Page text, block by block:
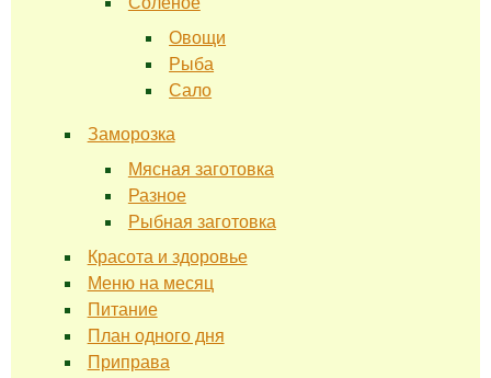
Овощи
Рыба
Сало
Заморозка
Мясная заготовка
Разное
Рыбная заготовка
Красота и здоровье
Меню на месяц
Питание
План одного дня
Приправа